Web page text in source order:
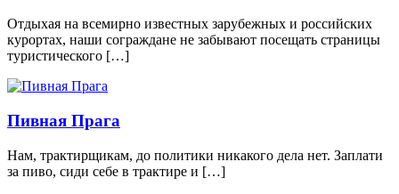
Отдыхая на всемирно известных зарубежных и российских
курортах, наши сограждане не забывают посещать страницы
туристического […]
Пивная Прага
Нам, трактирщикам, до политики никакого дела нет. Заплати
за пиво, сиди себе в трактире и […]